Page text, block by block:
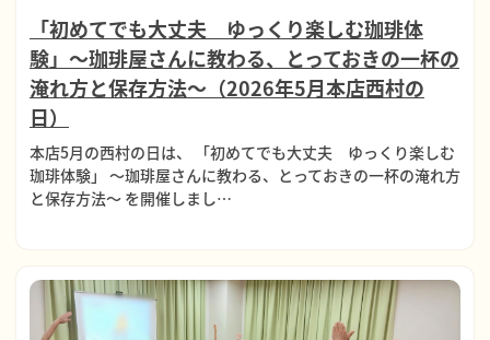
「初めてでも大丈夫 ゆっくり楽しむ珈琲体
験」～珈琲屋さんに教わる、とっておきの一杯の
淹れ方と保存方法～（2026年5月本店西村の
日）
本店5月の西村の日は、 「初めてでも大丈夫 ゆっくり楽しむ
珈琲体験」 ～珈琲屋さんに教わる、とっておきの一杯の淹れ方
と保存方法～ を開催しまし…